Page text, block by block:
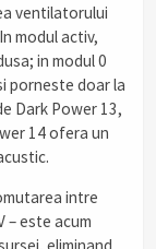
ventilatorului
modul activ,
in modul 0
porneste doar la
Dark Power 13,
14 ofera un
intre
– este acum